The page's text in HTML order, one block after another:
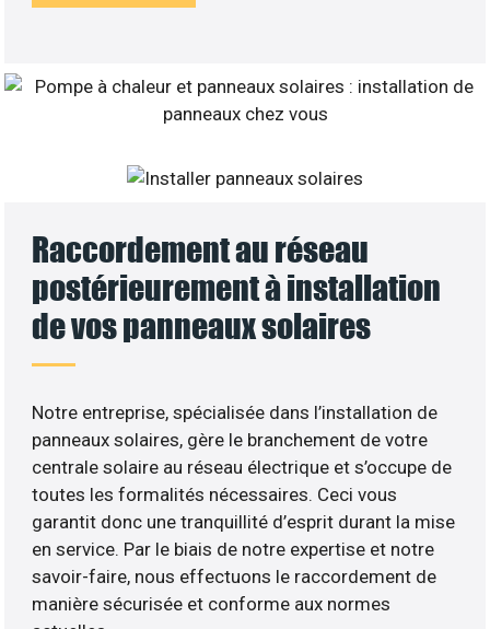
Raccordement au réseau
postérieurement à installation
de vos panneaux solaires
Notre entreprise, spécialisée dans l’installation de
panneaux solaires, gère le branchement de votre
centrale solaire au réseau électrique et s’occupe de
toutes les formalités nécessaires. Ceci vous
garantit donc une tranquillité d’esprit durant la mise
en service. Par le biais de notre expertise et notre
savoir-faire, nous effectuons le raccordement de
manière sécurisée et conforme aux normes